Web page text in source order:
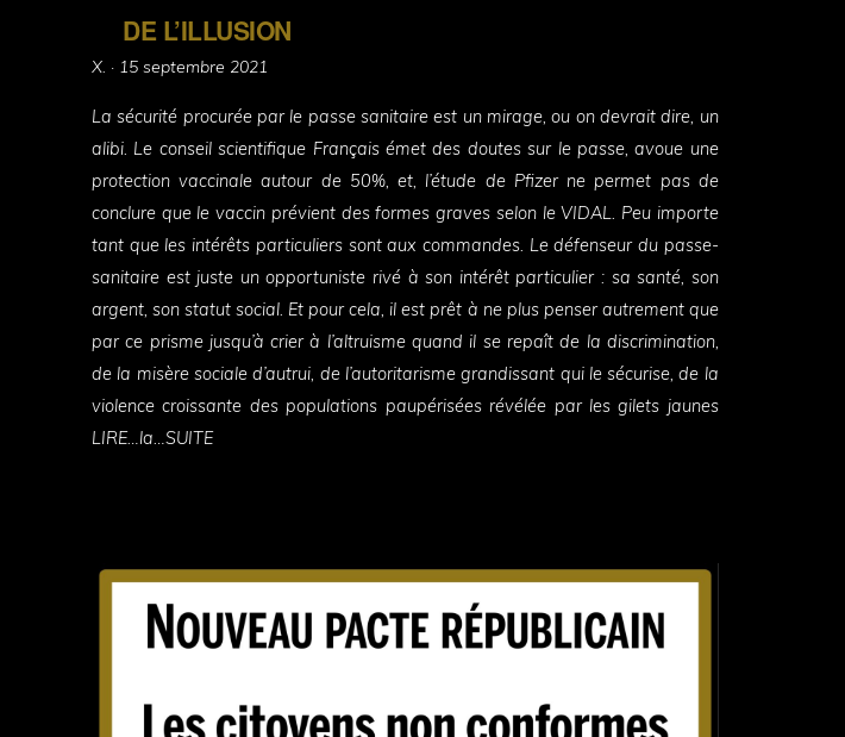
DE L’ILLUSION
X. · Posted
15 septembre 2021
La sécurité procurée par le passe sanitaire est un mirage, ou on devrait dire, un
alibi. Le conseil scientifique Français émet des doutes sur le passe, avoue une
protection vaccinale autour de 50%, et, l’étude de Pfizer ne permet pas de
conclure que le vaccin prévient des formes graves selon le VIDAL. Peu importe
tant que les intérêts particuliers sont aux commandes. Le défenseur du passe-
sanitaire est juste un opportuniste rivé à son intérêt particulier : sa santé, son
argent, son statut social. Et pour cela, il est prêt à ne plus penser autrement que
par ce prisme jusqu’à crier à l’altruisme quand il se repaît de la discrimination,
de la misère sociale d’autrui, de l’autoritarisme grandissant qui le sécurise, de la
violence croissante des populations paupérisées révélée par les gilets jaunes
LIRE…la…SUITE